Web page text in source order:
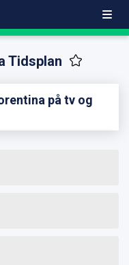
Tidsplan
på tv og